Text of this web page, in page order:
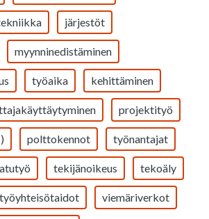
järjestöt
myynninedistäminen
työaika kehittäminen
projektityö
polttokennot työnantajat
tekijänoikeus tekoäly
työyhteisötaidot viemäriverkot